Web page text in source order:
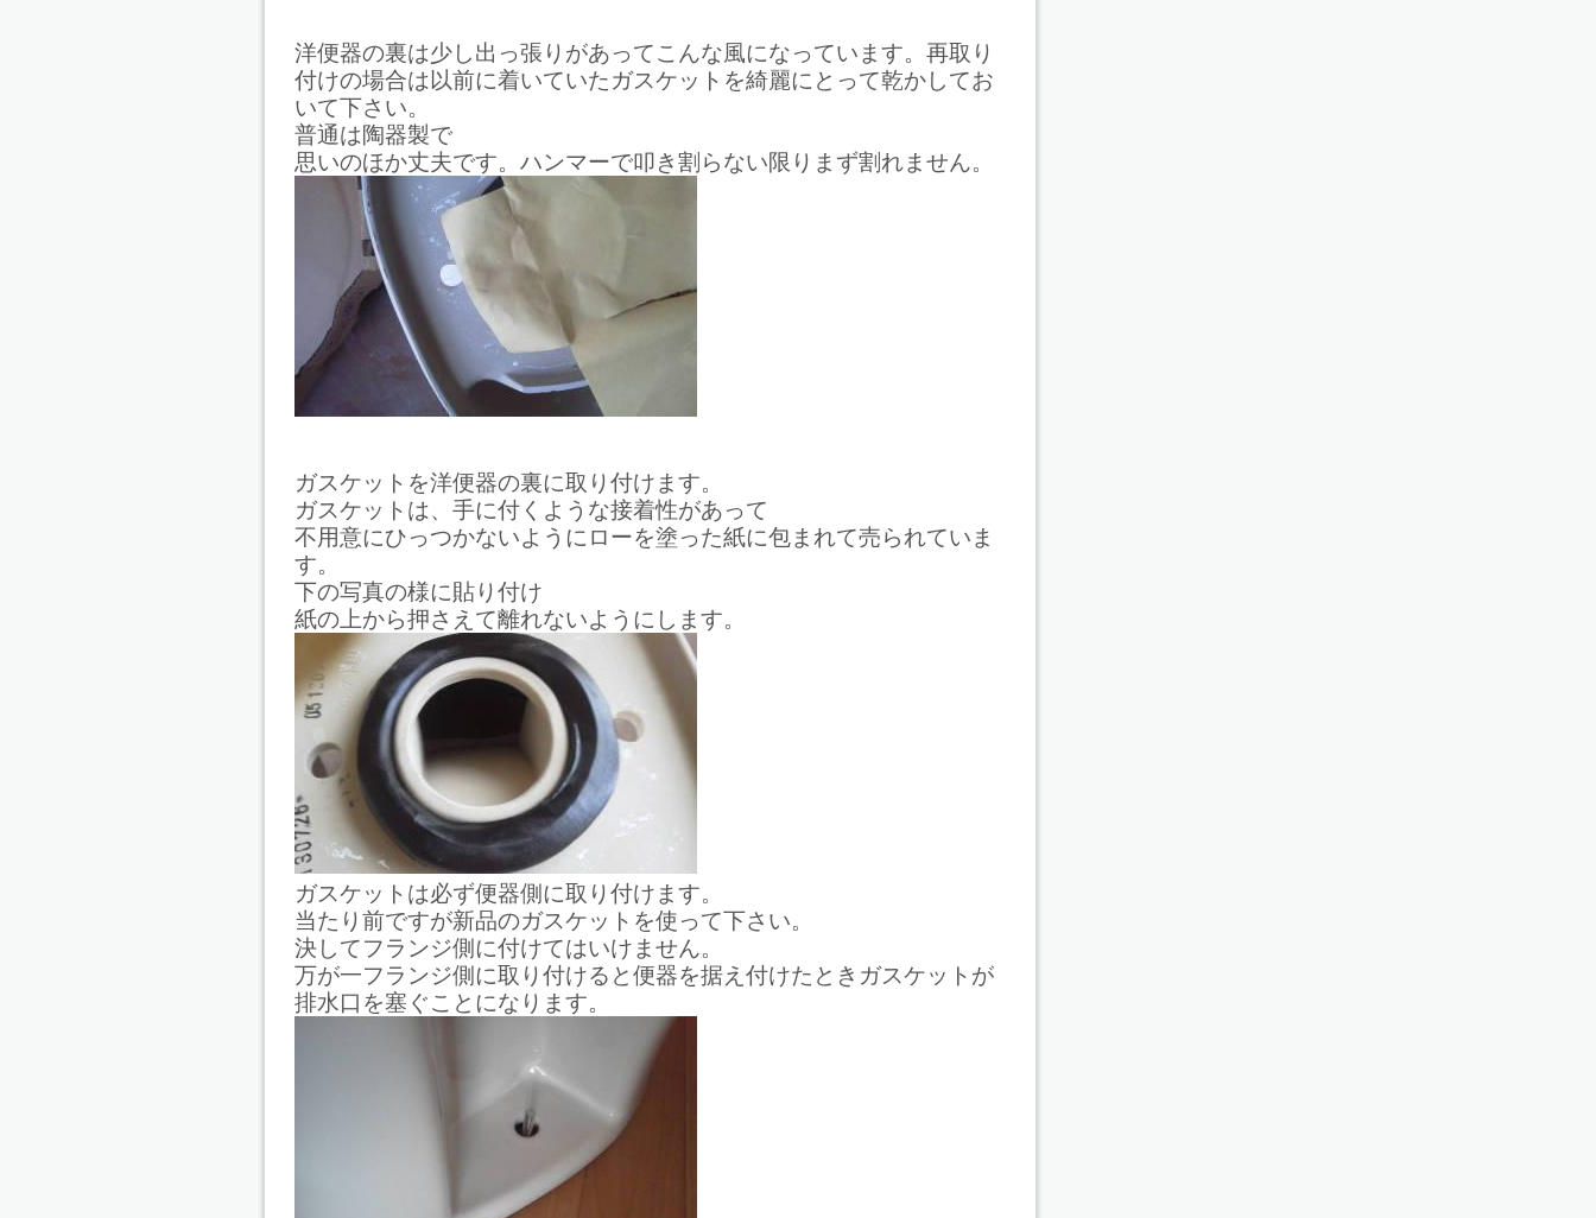
洋便器の裏は少し出っ張りがあってこんな風になっています。再取り
付けの場合は以前に着いていたガスケットを綺麗にとって乾かしてお
いて下さい。
普通は陶器製で
思いのほか丈夫です。ハンマーで叩き割らない限りまず割れません。
ガスケットを洋便器の裏に取り付けます。
ガスケットは、手に付くような接着性があって
不用意にひっつかないようにローを塗った紙に包まれて売られていま
す。
下の写真の様に貼り付け
紙の上から押さえて離れないようにします。
ガスケットは必ず便器側に取り付けます。
当たり前ですが新品のガスケットを使って下さい。
決してフランジ側に付けてはいけません。
万が一フランジ側に取り付けると便器を据え付けたときガスケットが
排水口を塞ぐことになります。